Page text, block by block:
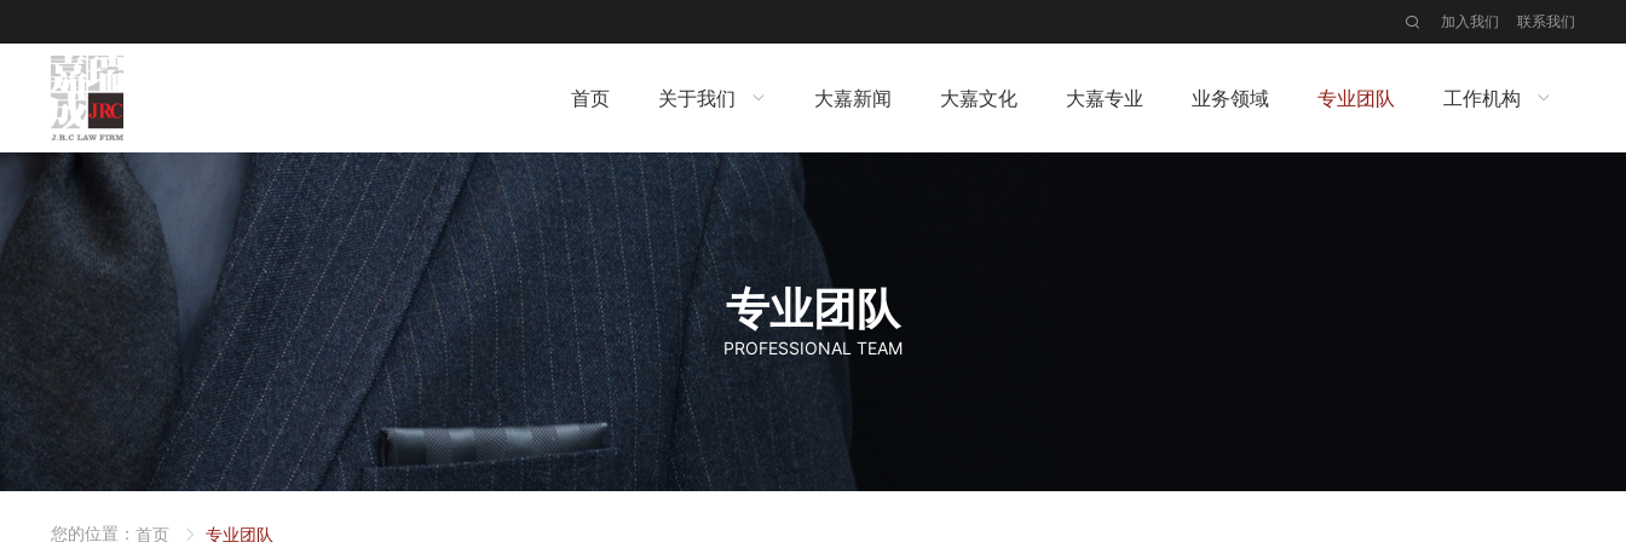
加入我们 联系我们
首页 关于我们 大嘉新闻 大嘉文化 大嘉专业 业务领域 专业团队 工作机构
专业团队
PROFESSIONAL TEAM
您的位置： 首页 专业团队